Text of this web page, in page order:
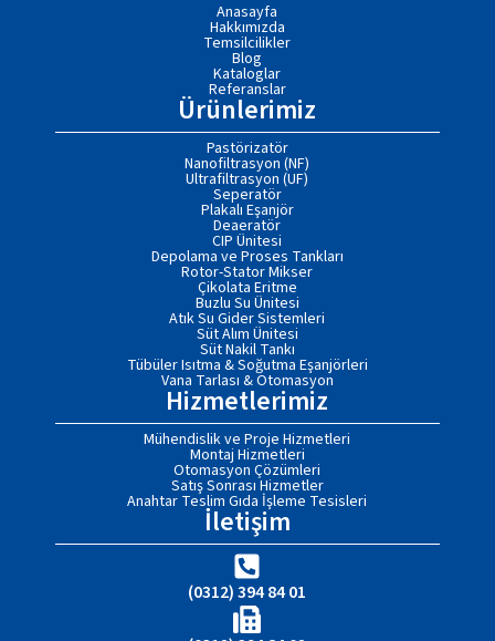
Anasayfa
Hakkımızda
Temsilcilikler
Blog
Kataloglar
Referanslar
Ürünlerimiz
Pastörizatör
Nanofiltrasyon (NF)
Ultrafiltrasyon (UF)
Seperatör
Plakalı Eşanjör
Deaeratör
CIP Ünitesi
Depolama ve Proses Tankları
Rotor-Stator Mikser
Çikolata Eritme
Buzlu Su Ünitesi
Atık Su Gider Sistemleri
Süt Alım Ünitesi
Süt Nakil Tankı
Tübüler Isıtma & Soğutma Eşanjörleri
Vana Tarlası & Otomasyon
Hizmetlerimiz
Mühendislik ve Proje Hizmetleri
Montaj Hizmetleri
Otomasyon Çözümleri
Satış Sonrası Hizmetler
Anahtar Teslim Gıda İşleme Tesisleri
İletişim
(0312) 394 84 01